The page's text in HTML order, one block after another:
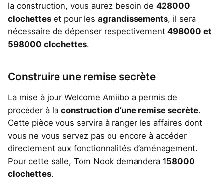
la construction, vous aurez besoin de 428000
clochettes et pour les agrandissements, il sera
nécessaire de dépenser respectivement 498000 et
598000 clochettes.
Construire une remise secrète
La mise à jour Welcome Amiibo a permis de
procéder à la construction d’une remise secrète.
Cette pièce vous servira à ranger les affaires dont
vous ne vous servez pas ou encore à accéder
directement aux fonctionnalités d’aménagement.
Pour cette salle, Tom Nook demandera 158000
clochettes.